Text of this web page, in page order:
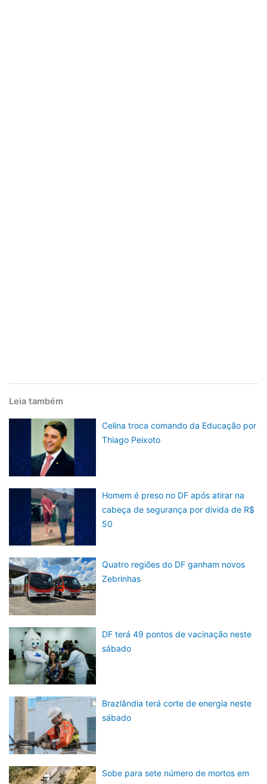
Leia também
Celina troca comando da Educação por
Thiago Peixoto
Homem é preso no DF após atirar na
cabeça de segurança por divida de R$
50
Quatro regiões do DF ganham novos
Zebrinhas
DF terá 49 pontos de vacinação neste
sábado
Brazlândia terá corte de energia neste
sábado
Sobe para sete número de mortos em